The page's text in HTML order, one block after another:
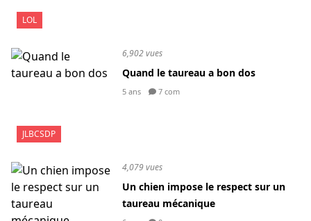
LOL
JLBCSDP
6,902 vues
Quand le taureau a bon dos
5 ans 7 com
4,079 vues
Un chien impose le respect sur un
taureau mécanique